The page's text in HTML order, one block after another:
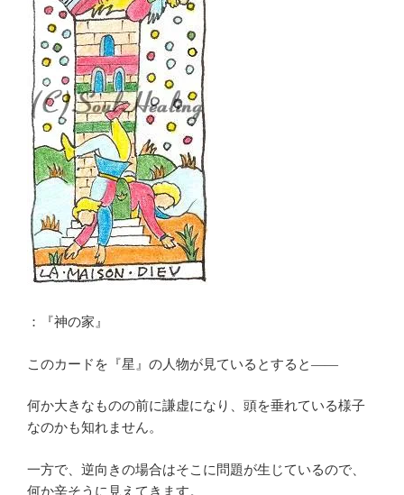
：『神の家』
このカードを『星』の人物が見ているとすると――
何か大きなものの前に謙虚になり、頭を垂れている様子
なのかも知れません。
一方で、逆向きの場合はそこに問題が生じているので、
何か辛そうに見えてきます。